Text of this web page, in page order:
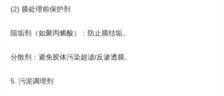
(2) 膜处理前保护剂
阻垢剂（如聚丙烯酸）：防止膜结垢。
分散剂：避免胶体污染超滤/反渗透膜。
5. 污泥调理剂